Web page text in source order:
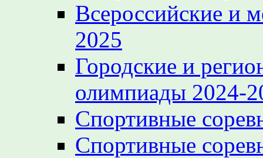
Всероссийские и
2025
Городские и
олимпиады 2024-
Спортивные
Спортивные